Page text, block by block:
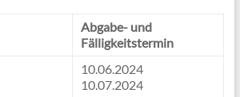
Abgabe- und
Fälligkeitstermin
10.06.2024
10.07.2024